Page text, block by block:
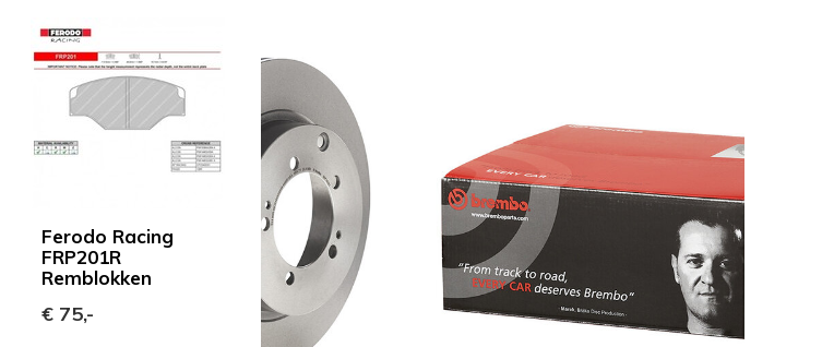
Ferodo Racing
FRP201R
Remblokken
€ 75,-